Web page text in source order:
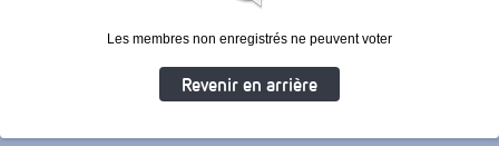
Les membres non enregistrés ne peuvent voter
Revenir en arrière